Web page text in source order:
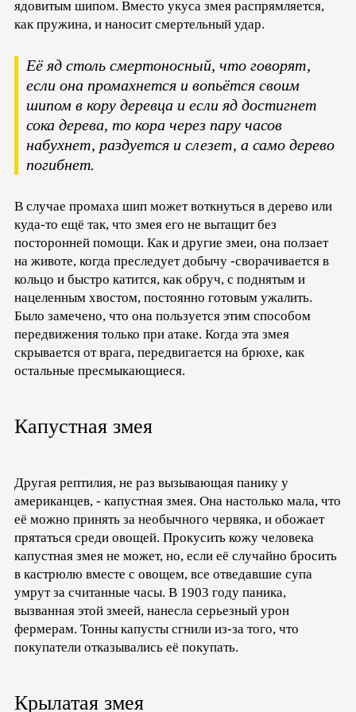
ядовитым шипом. Вместо укуса змея распрямляется,
как пружина, и наносит смертельный удар.
Её яд столь смертоносный, что говорят,
если она промахнется и вопьётся своим
шипом в кору деревца и если яд достигнет
сока дерева, то кора через пару часов
набухнет, раздуется и слезет, а само дерево
погибнет.
В случае промаха шип может воткнуться в дерево или
куда-то ещё так, что змея его не вытащит без
посторонней помощи. Как и другие змеи, она ползает
на животе, когда преследует добычу -сворачивается в
кольцо и быстро катится, как обруч, с поднятым и
нацеленным хвостом, постоянно готовым ужалить.
Было замечено, что она пользуется этим способом
передвижения только при атаке. Когда эта змея
скрывается от врага, передвигается на брюхе, как
остальные пресмыкающиеся.
Капустная змея
Другая рептилия, не раз вызывающая панику у
американцев, - капустная змея. Она настолько мала, что
её можно принять за необычного червяка, и обожает
прятаться среди овощей. Прокусить кожу человека
капустная змея не может, но, если её случайно бросить
в кастрюлю вместе с овощем, все отведавшие супа
умрут за считанные часы. В 1903 году паника,
вызванная этой змеей, нанесла серьезный урон
фермерам. Тонны капусты сгнили из-за того, что
покупатели отказывались её покупать.
Крылатая змея